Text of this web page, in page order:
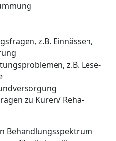
z.B. Einnässen,
z.B. Lese-
zu Kuren/ Reha-
Behandlungsspektrum